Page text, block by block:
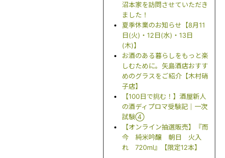
沼本家を訪問させていただき
ました！
夏季休業のお知らせ【8月11
日(火)・12日(水)・13日
(木)】
お酒のある暮らしをもっと楽
しむために。矢島酒店おすす
めのグラスをご紹介【木村硝
子店】
【100日で挑む！】酒屋新人
の酒ディプロマ受験記｜一次
試験④
【オンライン抽選販売】『而
今 純米吟醸 朝日 火入
れ 720ml』【限定12本】